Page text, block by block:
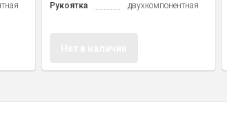
Рукоятка
двухкомпонентная